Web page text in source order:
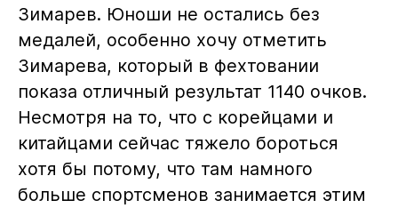
Зимарев. Юноши не остались без
медалей, особенно хочу отметить
Зимарева, который в фехтовании
показа отличный результат 1140 очков.
Несмотря на то, что с корейцами и
китайцами сейчас тяжело бороться
хотя бы потому, что там намного
больше спортсменов занимается этим